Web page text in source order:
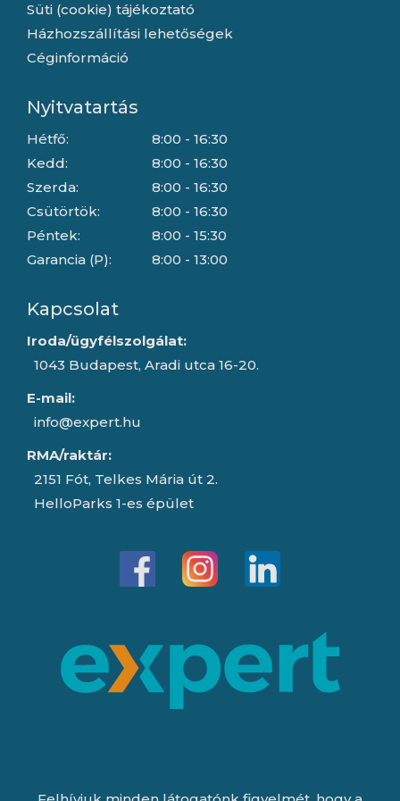
Süti (cookie) tájékoztató
Házhozszállítási lehetőségek
Céginformáció
Nyitvatartás
Hétfő:
Kedd:
Szerda:
Csütörtök:
Péntek:
Garancia (P):
8:00 - 16:30
8:00 - 16:30
8:00 - 16:30
8:00 - 16:30
8:00 - 15:30
8:00 - 13:00
Kapcsolat
Iroda/ügyfélszolgálat:
1043 Budapest, Aradi utca 16-20.
E-mail:
info@expert.hu
RMA/raktár:
2151 Fót, Telkes Mária út 2.
HelloParks 1-es épület